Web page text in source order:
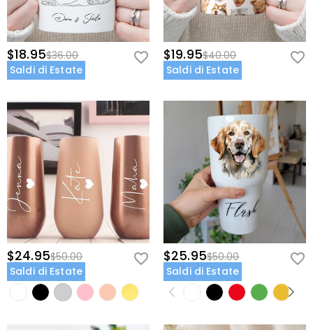
$18.95$36.00
Saldi di Estate
$19.95$40.00
Saldi di Estate
$24.95$50.00
Saldi di Estate
$25.95$50.00
Saldi di Estate